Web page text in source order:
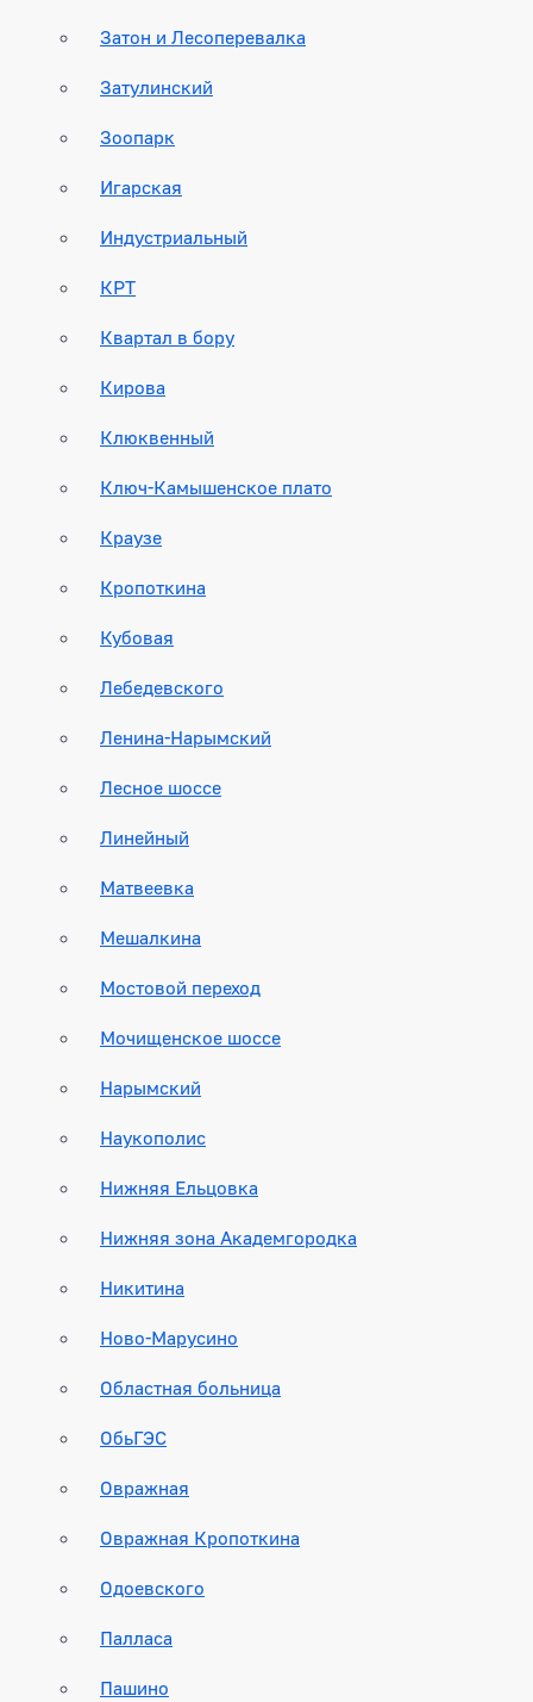
Затон и Лесоперевалка
Затулинский
Зоопарк
Игарская
Индустриальный
КРТ
Квартал в бору
Кирова
Клюквенный
Ключ-Камышенское плато
Краузе
Кропоткина
Кубовая
Лебедевского
Ленина-Нарымский
Лесное шоссе
Линейный
Матвеевка
Мешалкина
Мостовой переход
Мочищенское шоссе
Нарымский
Наукополис
Нижняя Ельцовка
Нижняя зона Академгородка
Никитина
Ново-Марусино
Областная больница
ОбьГЭС
Овражная
Овражная Кропоткина
Одоевского
Палласа
Пашино